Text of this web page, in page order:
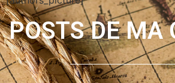
POSTS DEMA